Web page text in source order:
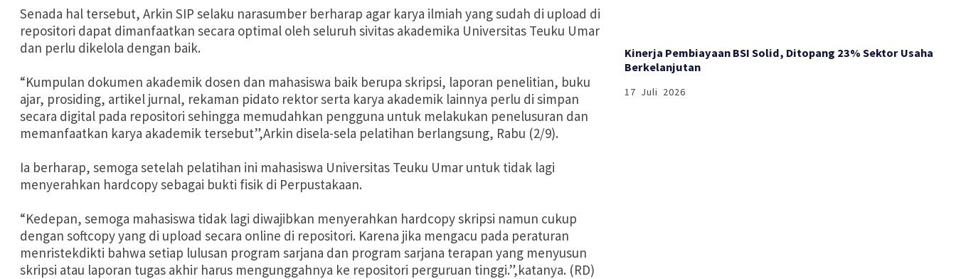
Senada hal tersebut, Arkin SIP selaku narasumber berharap agar karya ilmiah yang sudah di upload di
repositori dapat dimanfaatkan secara optimal oleh seluruh sivitas akademika Universitas Teuku Umar
dan perlu dikelola dengan baik.
“Kumpulan dokumen akademik dosen dan mahasiswa baik berupa skripsi, laporan penelitian, buku
ajar, prosiding, artikel jurnal, rekaman pidato rektor serta karya akademik lainnya perlu di simpan
secara digital pada repositori sehingga memudahkan pengguna untuk melakukan penelusuran dan
memanfaatkan karya akademik tersebut”,Arkin disela-sela pelatihan berlangsung, Rabu (2/9).
Ia berharap, semoga setelah pelatihan ini mahasiswa Universitas Teuku Umar untuk tidak lagi
menyerahkan hardcopy sebagai bukti fisik di Perpustakaan.
“Kedepan, semoga mahasiswa tidak lagi diwajibkan menyerahkan hardcopy skripsi namun cukup
dengan softcopy yang di upload secara online di repositori. Karena jika mengacu pada peraturan
menristekdikti bahwa setiap lulusan program sarjana dan program sarjana terapan yang menyusun
skripsi atau laporan tugas akhir harus mengunggahnya ke repositori perguruan tinggi.”,katanya. (RD)
Kinerja Pembiayaan BSI Solid, Ditopang 23% Sektor Usaha
Berkelanjutan
17 Juli 2026